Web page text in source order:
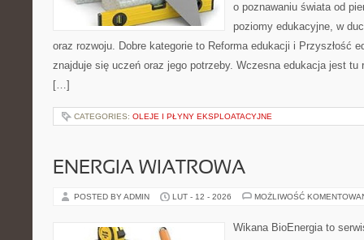
o poznawaniu świata od
poziomy edukacyjne, w
oraz rozwoju. Dobre kategorie to Reforma edukacji i Przyszłość
znajduje się uczeń oraz jego potrzeby. Wczesna edukacja jest tu
[…]
CATEGORIES: OLEJE I PŁYNY EKSPLOATACYJNE
ENERGIA WIATROWA
POSTED BY ADMIN LUT - 12 - 2026 MOŻLIWOŚĆ
Wikana BioEnergia to